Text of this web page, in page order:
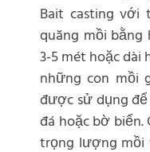
Bait casting
quăng mồi bằng
3-5 mét hoặc dài
những con mồi
được sử dụng
đá hoặc bờ biển.
trọng lượng mồi